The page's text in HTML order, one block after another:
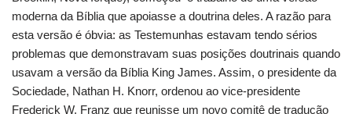
moderna da Bíblia que apoiasse a doutrina deles. A razão para
esta versão é óbvia: as Testemunhas estavam tendo sérios
problemas que demonstravam suas posições doutrinais quando
usavam a versão da Bíblia King James. Assim, o presidente da
Sociedade, Nathan H. Knorr, ordenou ao vice-presidente
Frederick W. Franz que reunisse um novo comitê de tradução